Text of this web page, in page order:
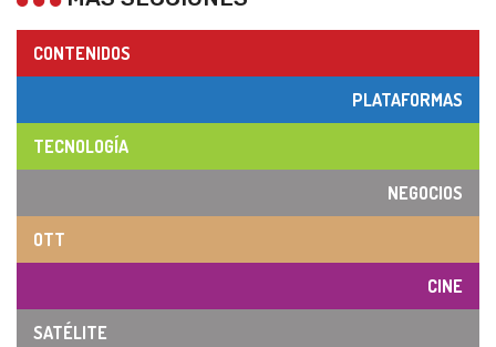
CONTENIDOS
PLATAFORMAS
TECNOLOGÍA
NEGOCIOS
OTT
CINE
SATÉLITE